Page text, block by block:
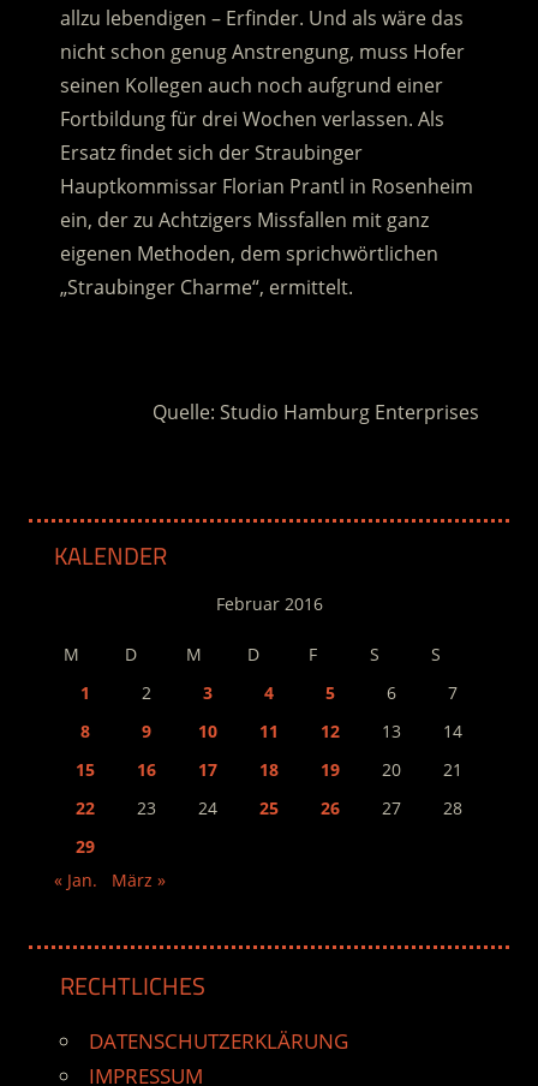
allzu lebendigen – Erfinder. Und als wäre das
nicht schon genug Anstrengung, muss Hofer
seinen Kollegen auch noch aufgrund einer
Fortbildung für drei Wochen verlassen. Als
Ersatz findet sich der Straubinger
Hauptkommissar Florian Prantl in Rosenheim
ein, der zu Achtzigers Missfallen mit ganz
eigenen Methoden, dem sprichwörtlichen
„Straubinger Charme“, ermittelt.
Quelle: Studio Hamburg Enterprises
KALENDER
Februar 2016
M D M D F S
S
1
2 3 4 5 6
7
8
9 10 11 12 13
14
15
16 17 18 19 20
21
22
23 24 25 26 27
28
29
« Jan.
März »
RECHTLICHES
DATENSCHUTZERKLÄRUNG
IMPRESSUM